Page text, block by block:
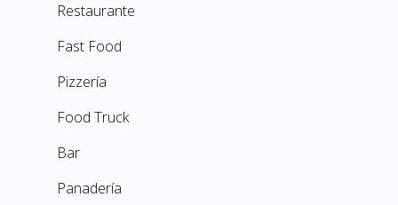
Restaurante
Fast Food
Pizzería
Food Truck
Bar
Panadería